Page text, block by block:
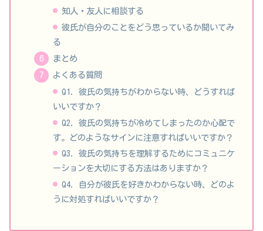
知人・友人に相談する
彼氏が自分のことをどう思っているか聞いてみ
る
まとめ
よくある質問
Q1. 彼氏の気持ちがわからない時、どうすれば
いいですか？
Q2. 彼氏の気持ちが冷めてしまったのか心配で
す。どのようなサインに注意すればいいですか？
Q3. 彼氏の気持ちを理解するためにコミュニケ
ーションを大切にする方法はありますか？
Q4. 自分が彼氏を好きかわからない時、どのよ
うに対処すればいいですか？